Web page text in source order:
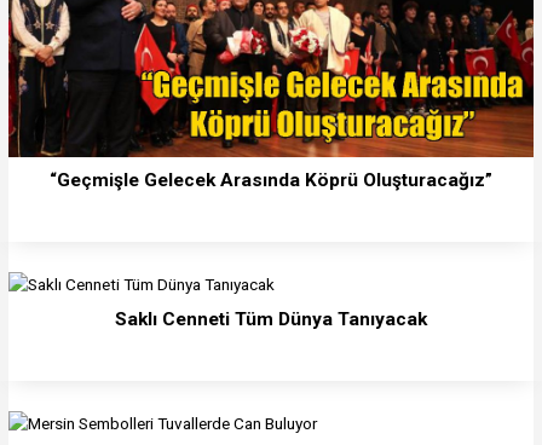
“Geçmişle Gelecek Arasında Köprü Oluşturacağız”
Saklı Cenneti Tüm Dünya Tanıyacak